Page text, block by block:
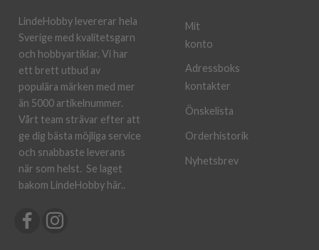
LindeHobby levererar hela
Sverige med kvalitetsgarn
och hobbyartiklar. Vi har
ett brett utbud av
populära märken med mer
än 5000 artikelnummer.
Vårt team strävar efter att
ge dig bästa möjliga service
och snabbaste leverans
när som helst. Se laget
bakom LindeHobby här..
Mit
konto
Adressboks
kontakter
Önskelista
Orderhistorik
Nyhetsbrev